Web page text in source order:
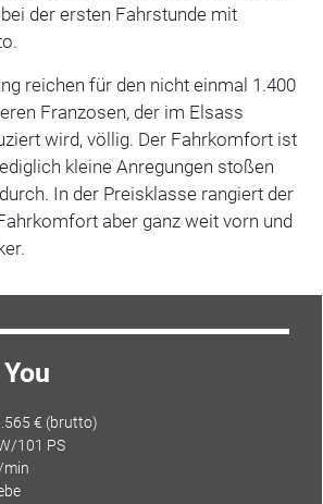
der ersten Fahrstunde mit
reichen für den nicht einmal 1.400
Franzosen, der im Elsass
wird, völlig. Der Fahrkomfort ist
kleine Anregungen stoßen
In der Preisklasse rangiert der
aber ganz weit vorn und
€ (brutto)
101 PS
min